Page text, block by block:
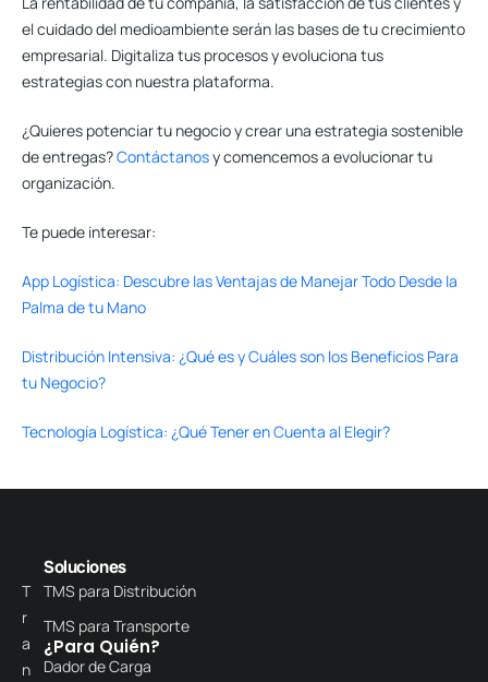
el cuidado del medioambiente serán las bases de tu crecimiento
empresarial. Digitaliza tus procesos y evoluciona tus
estrategias con nuestra plataforma.
¿Quieres potenciar tu negocio y crear una estrategia sostenible
de entregas?Contáctanosy comencemos a evolucionar tu
organización.
Te puede interesar:
App Logística: Descubre las Ventajas de Manejar Todo Desde la
Palma de tu Mano
Distribución Intensiva: ¿Qué es y Cuáles son los Beneficios Para
tu Negocio?
Tecnología Logística: ¿Qué Tener en Cuenta al Elegir?
T
r
a
n
Soluciones
TMS para Distribución
TMS para Transporte
¿Para Quién?
Dador de Carga